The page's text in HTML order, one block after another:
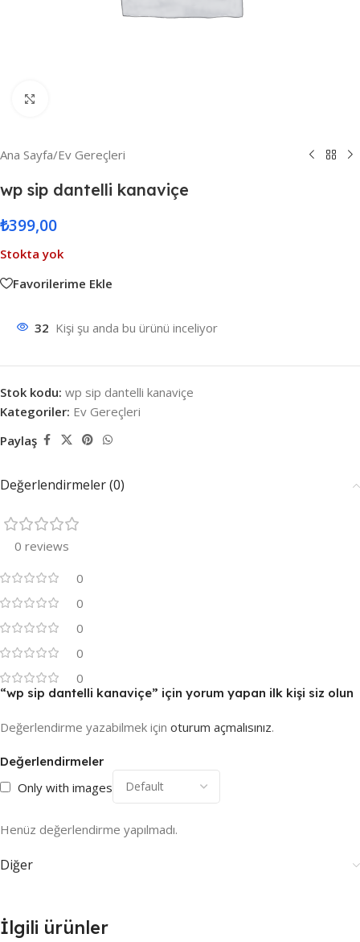
Ana Sayfa/Ev Gereçleri
wp sip dantelli kanaviçe
₺399,00
Stokta yok
Favorilerime Ekle
32 Kişi şu anda bu ürünü inceliyor
Stok kodu: wp sip dantelli kanaviçe
Kategoriler: Ev Gereçleri
Paylaş
Değerlendirmeler (0)
0 reviews
0
0
0
0
0
Değerlendirmeler
Only with images
Henüz değerlendirme yapılmadı.
“wp sip dantelli kanaviçe” için yorum yapan ilk kişi siz olun
Değerlendirme yazabilmek için oturum açmalısınız.
Diğer
İlgili ürünler